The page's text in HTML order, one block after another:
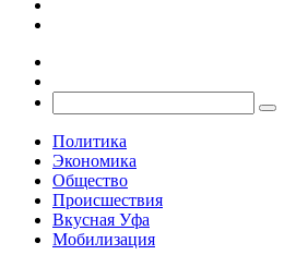
Политика
Экономика
Общество
Происшествия
Вкусная Уфа
Мобилизация